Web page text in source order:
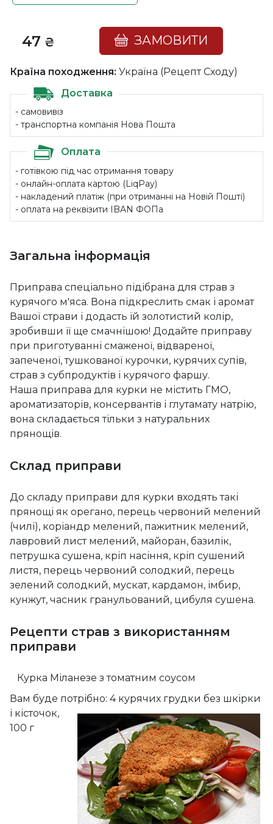
47 ₴ ЗАМОВИТИ
Країна походження: Україна (Рецепт Сходу)
Доставка
- самовивіз
- транспортна компанія Нова Пошта
Оплата
- готівкою під час отримання товару
- онлайн-оплата картою (LiqPay)
- накладений платіж (при отриманні на Новій Пошті)
- оплата на реквізити IBAN ФОПа
Загальна інформація
Приправа спеціально підібрана для страв з
курячого м'яса. Вона підкреслить смак і аромат
Вашої страви і додасть їй золотистий колір,
зробивши її ще смачнішою! Додайте приправу
при приготуванні смаженої, відвареної,
запеченої, тушкованої курочки, курячих супів,
страв з субпродуктів і курячого фаршу.
Наша приправа для курки не містить ГМО,
ароматизаторів, консервантів і глутамату натрію,
вона складається тільки з натуральних
прянощів.
Склад приправи
До складу приправи для курки входять такі
прянощі як орегано, перець червоний мелений
(чилі), коріандр мелений, пажитник мелений,
лавровий лист мелений, майоран, базилік,
петрушка сушена, кріп насіння, кріп сушений
листя, перець червоний солодкий, перець
зелений солодкий, мускат, кардамон, імбир,
кунжут, часник гранульований, цибуля сушена.
Рецепти страв з використанням
приправи
Курка Міланезе з томатним соусом
Вам буде потрібно: 4 курячих грудки без шкірки
і кісточок,
100 г